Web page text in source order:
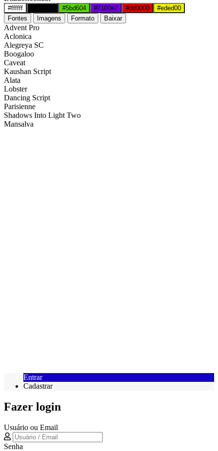
#ffffff #5bd604 #7100e2 #dd0000
#eded00
Fontes
Imagens Formato Baixar
Advent Pro
Aclonica
Alegreya SC
Boogaloo
Caveat
Kaushan Script
Alata
Lobster
Dancing Script
Parisienne
Shadows Into Light Two
Mansalva
Entrar
Cadastrar
Fazer login
Usuário ou Email
Senha